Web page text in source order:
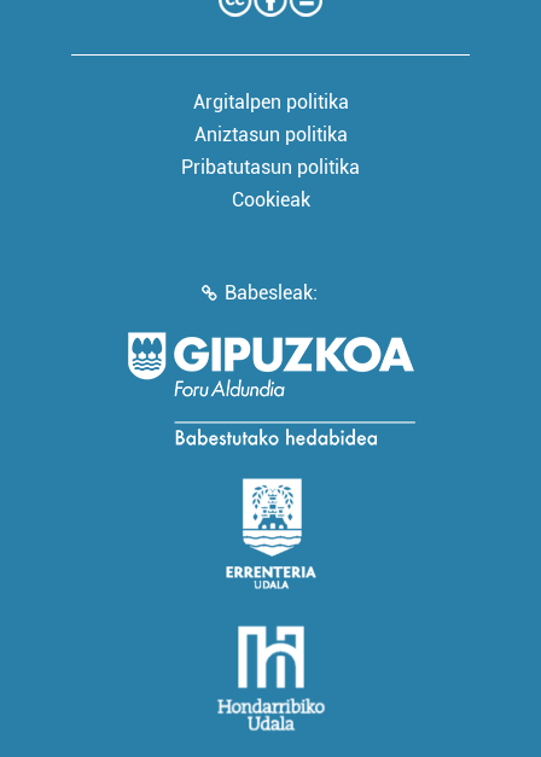
Argitalpen politika
Aniztasun politika
Pribatutasun politika
Cookieak
Babesleak: